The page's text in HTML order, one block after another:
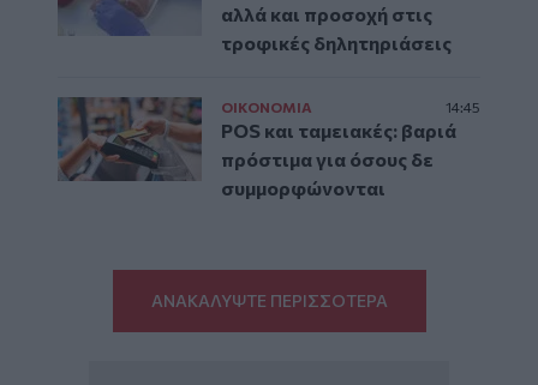
αλλά και προσοχή στις
τροφικές δηλητηριάσεις
ΟΙΚΟΝΟΜΙΑ 14:45
POS και ταμειακές: βαριά
πρόστιμα για όσους δε
συμμορφώνονται
ΑΝΑΚΑΛΥΨΤΕ ΠΕΡΙΣΣΟΤΕΡΑ